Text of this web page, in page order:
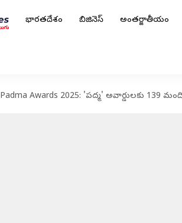
భారతదేశం బిజినెస్ అంతర్జాతీయం
Padma Awards 2025: 'పద్మ' అవార్డులకు 139